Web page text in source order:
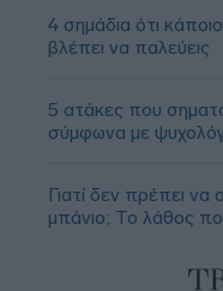
4 σημάδια ότι
βλέπει να παλεύεις
5 ατάκες που
σύμφωνα με
Γιατί δεν πρέπει
μπάνιο; Το λάθος